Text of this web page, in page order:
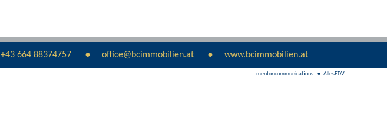
+43 664 88374757 office@bcimmobilien.at www.bcimmobilien.at
mentor communications AllesEDV